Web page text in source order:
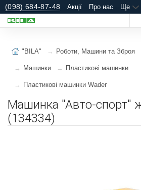
(098) 684-87-48 Акції Про нас Ще
"BILA" Роботи, Машини та Зброя
Машинки Пластикові машинки
Пластикові машинки Wader
Машинка "Авто-спорт"
(134334)